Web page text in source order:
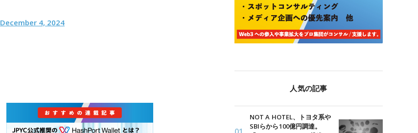
December 4, 2024
人気の記事
NOT A HOTEL、トヨタ系や
SBIらから100億円調達。